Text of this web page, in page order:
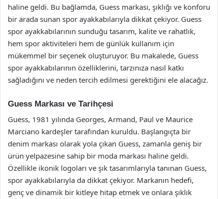
haline geldi. Bu bağlamda, Guess markası, şıklığı ve konforu
bir arada sunan spor ayakkabılarıyla dikkat çekiyor. Guess
spor ayakkabılarının sunduğu tasarım, kalite ve rahatlık,
hem spor aktiviteleri hem de günlük kullanım için
mükemmel bir seçenek oluşturuyor. Bu makalede, Guess
spor ayakkabılarının özelliklerini, tarzınıza nasıl katkı
sağladığını ve neden tercih edilmesi gerektiğini ele alacağız.
Guess Markası ve Tarihçesi
Guess, 1981 yılında Georges, Armand, Paul ve Maurice
Marciano kardeşler tarafından kuruldu. Başlangıçta bir
denim markası olarak yola çıkan Guess, zamanla geniş bir
ürün yelpazesine sahip bir moda markası haline geldi.
Özellikle ikonik logoları ve şık tasarımlarıyla tanınan Guess,
spor ayakkabılarıyla da dikkat çekiyor. Markanın hedefi,
genç ve dinamik bir kitleye hitap etmek ve onlara şıklık